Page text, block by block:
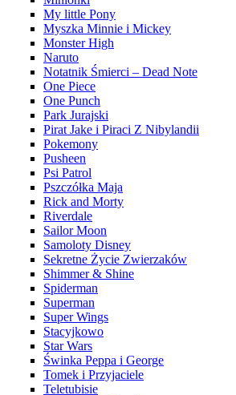
My little Pony
Myszka Minnie i Mickey
Monster High
Naruto
Notatnik Śmierci – Dead Note
One Piece
One Punch
Park Jurajski
Pirat Jake i Piraci Z Nibylandii
Pokemony
Pusheen
Psi Patrol
Pszczółka Maja
Rick and Morty
Riverdale
Sailor Moon
Samoloty Disney
Sekretne Życie Zwierzaków
Shimmer & Shine
Spiderman
Superman
Super Wings
Stacyjkowo
Star Wars
Świnka Peppa i George
Tomek i Przyjaciele
Teletubisie